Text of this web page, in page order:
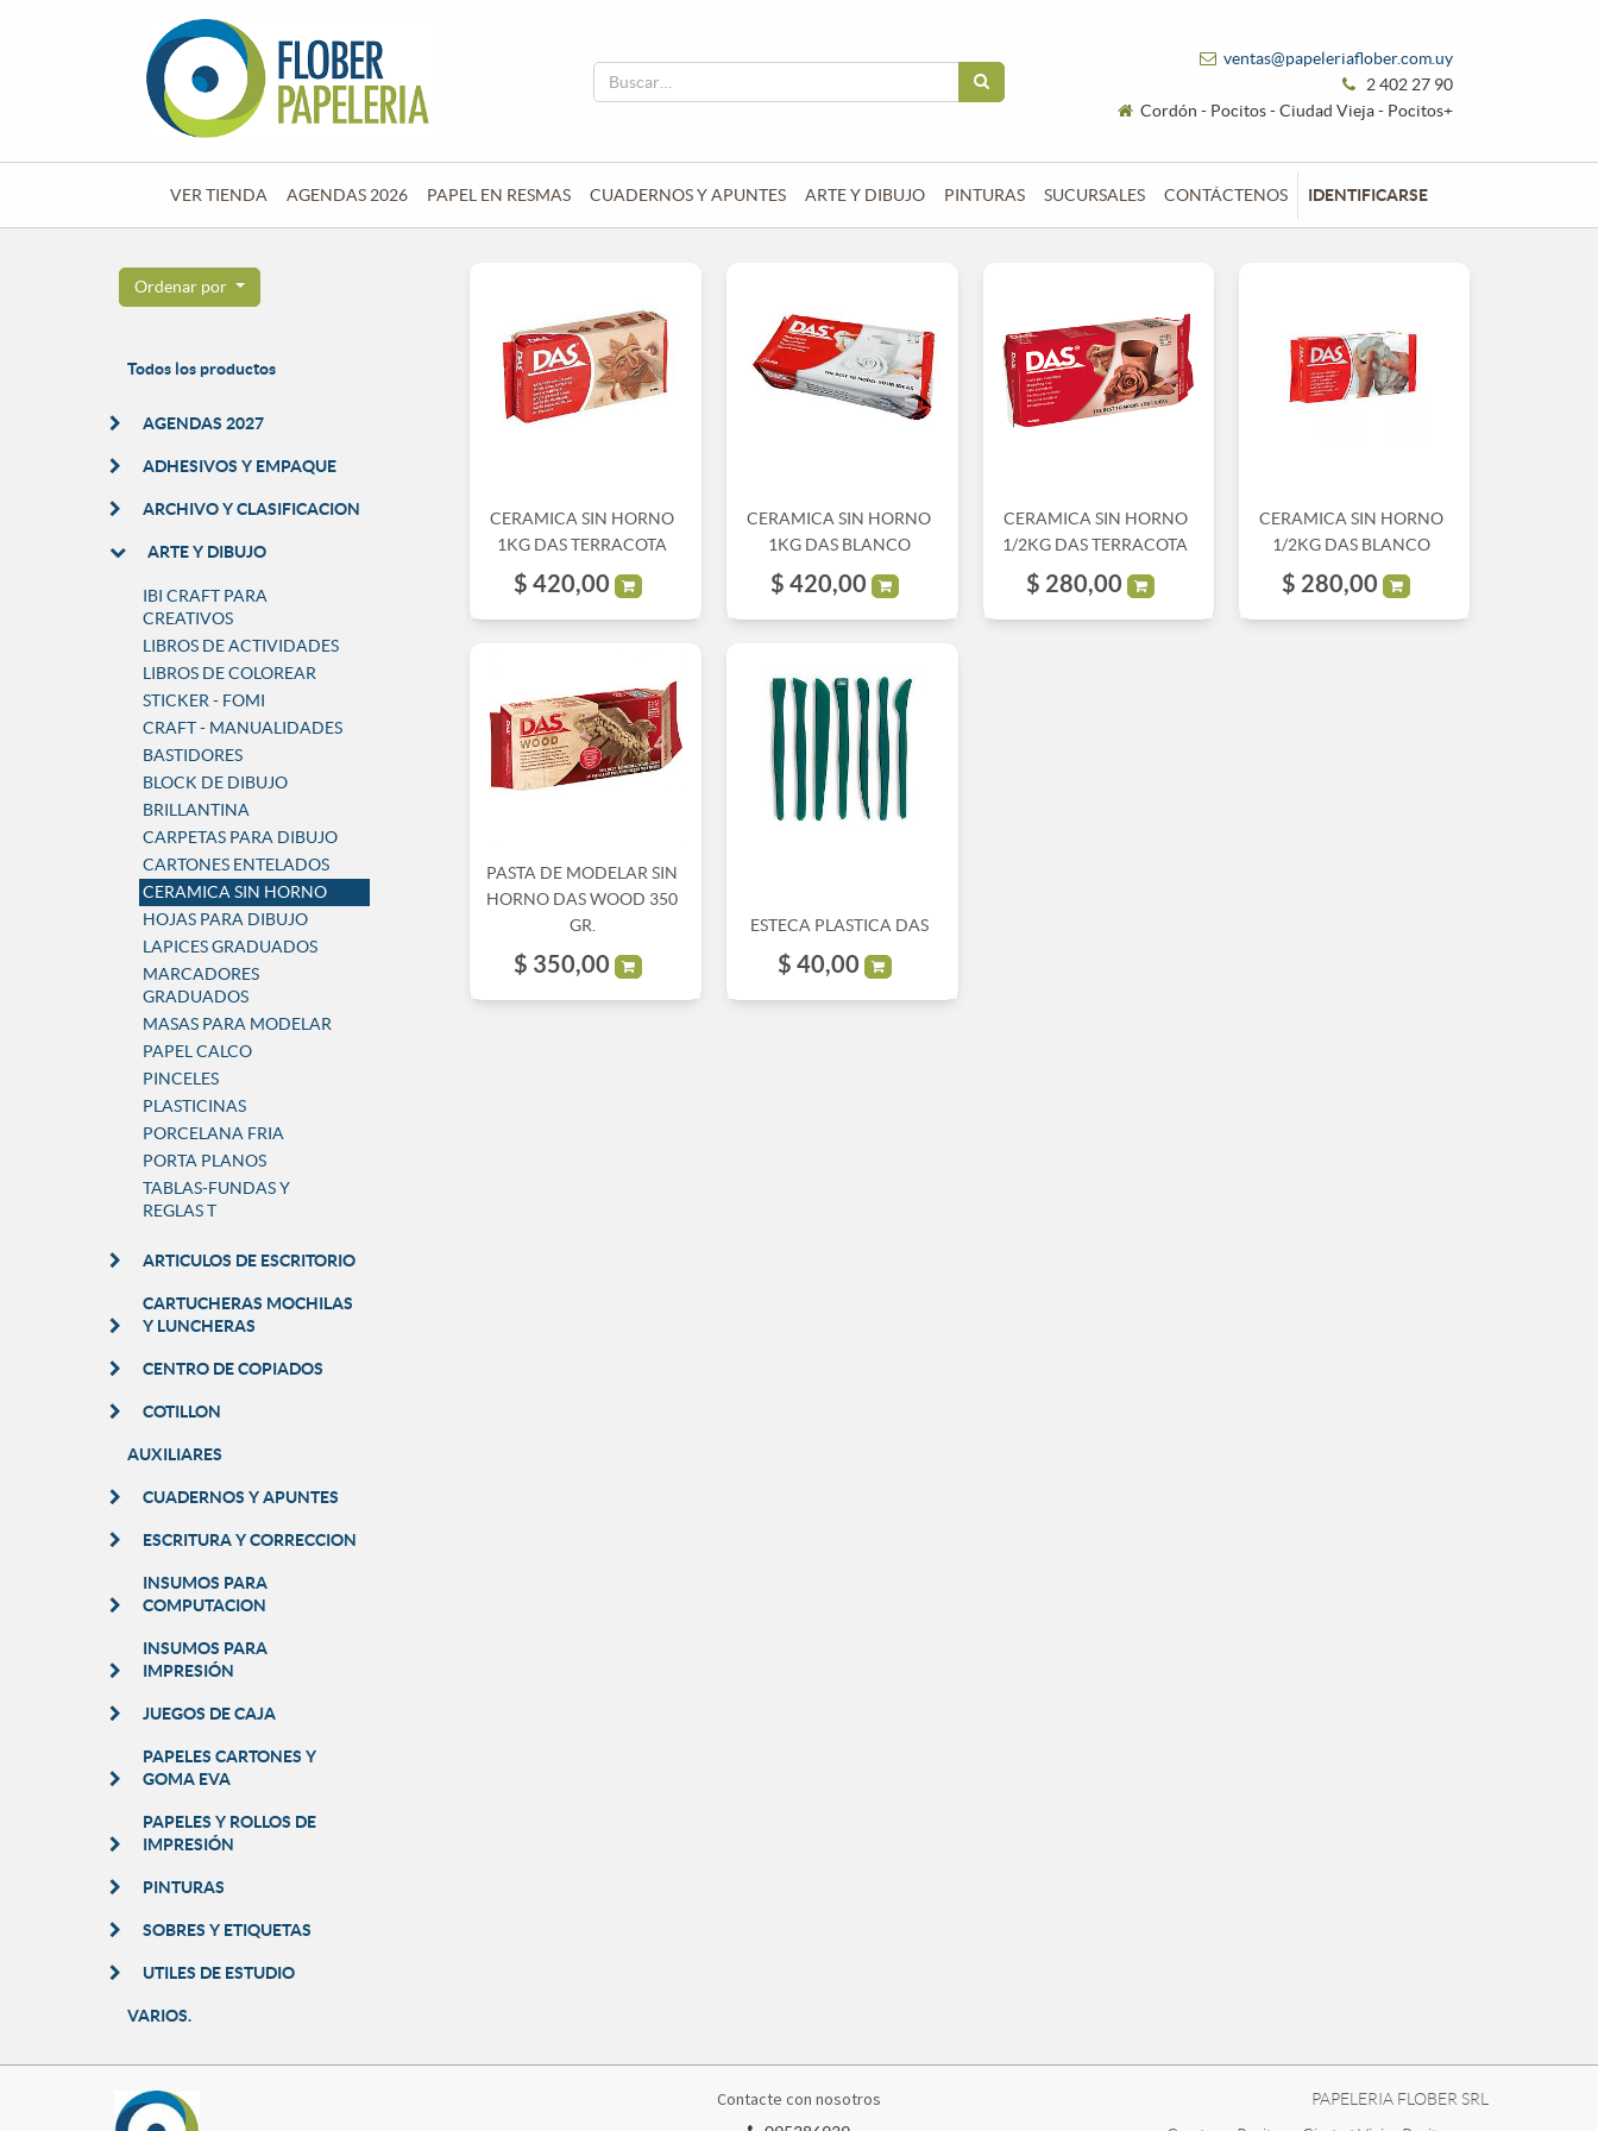
ventas@papeleriaflober.com.uy
2 402 27 90
Cordón - Pocitos - Ciudad Vieja - Pocitos+
VER TIENDA AGENDAS 2026 PAPEL EN RESMAS CUADERNOS Y APUNTES ARTE Y DIBUJO PINTURAS SUCURSALES CONTÁCTENOS IDENTIFICARSE
Ordenar por
Todos los productos
AGENDAS 2027
ADHESIVOS Y EMPAQUE
ARCHIVO Y CLASIFICACION
ARTE Y DIBUJO
IBI CRAFT PARA
CREATIVOS
LIBROS DE ACTIVIDADES
LIBROS DE COLOREAR
STICKER - FOMI
CRAFT - MANUALIDADES
BASTIDORES
BLOCK DE DIBUJO
BRILLANTINA
CARPETAS PARA DIBUJO
CARTONES ENTELADOS
CERAMICA SIN HORNO
HOJAS PARA DIBUJO
LAPICES GRADUADOS
MARCADORES
GRADUADOS
MASAS PARA MODELAR
PAPEL CALCO
PINCELES
PLASTICINAS
PORCELANA FRIA
PORTA PLANOS
TABLAS-FUNDAS Y
REGLAS T
ARTICULOS DE ESCRITORIO
CARTUCHERAS MOCHILAS
Y LUNCHERAS
CENTRO DE COPIADOS
COTILLON
AUXILIARES
CUADERNOS Y APUNTES
ESCRITURA Y CORRECCION
INSUMOS PARA
COMPUTACION
INSUMOS PARA
IMPRESIÓN
JUEGOS DE CAJA
PAPELES CARTONES Y
GOMA EVA
PAPELES Y ROLLOS DE
IMPRESIÓN
PINTURAS
SOBRES Y ETIQUETAS
UTILES DE ESTUDIO
VARIOS.
CERAMICA SIN HORNO
1KG DAS TERRACOTA
$ 420,00
CERAMICA SIN HORNO
1KG DAS BLANCO
$ 420,00
CERAMICA SIN HORNO
1/2KG DAS TERRACOTA
$ 280,00
CERAMICA SIN HORNO
1/2KG DAS BLANCO
$ 280,00
PASTA DE MODELAR SIN
HORNO DAS WOOD 350
GR.
$ 350,00
ESTECA PLASTICA DAS
$ 40,00
Contacte con nosotros
PAPELERIA FLOBER SRL